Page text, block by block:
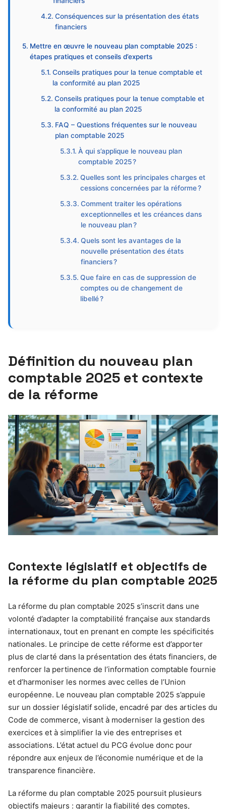
Conséquences sur la présentation des états
financiers
Mettre en œuvre le nouveau plan comptable 2025 :
étapes pratiques et conseils d’experts
Conseils pratiques pour la tenue comptable et
la conformité au plan 2025
Conseils pratiques pour la tenue comptable et
la conformité au plan 2025
FAQ – Questions fréquentes sur le nouveau
plan comptable 2025
À qui s’applique le nouveau plan
comptable 2025 ?
Quelles sont les principales charges et
cessions concernées par la réforme ?
Comment traiter les opérations
exceptionnelles et les créances dans
le nouveau plan ?
Quels sont les avantages de la
nouvelle présentation des états
financiers ?
Que faire en cas de suppression de
comptes ou de changement de
libellé ?
Définition du nouveau plan
comptable 2025 et contexte
de la réforme
Contexte législatif et objectifs de
la réforme du plan comptable 2025
La réforme du plan comptable 2025 s’inscrit dans une
volonté d’adapter la comptabilité française aux standards
internationaux, tout en prenant en compte les spécificités
nationales. Le principe de cette réforme est d’apporter
plus de clarté dans la présentation des états financiers, de
renforcer la pertinence de l’information comptable fournie
et d’harmoniser les normes avec celles de l’Union
européenne. Le nouveau plan comptable 2025 s’appuie
sur un dossier législatif solide, encadré par des articles du
Code de commerce, visant à moderniser la gestion des
exercices et à simplifier la vie des entreprises et
associations. L’état actuel du PCG évolue donc pour
répondre aux enjeux de l’économie numérique et de la
transparence financière.
La réforme du plan comptable 2025 poursuit plusieurs
objectifs majeurs : garantir la fiabilité des comptes,